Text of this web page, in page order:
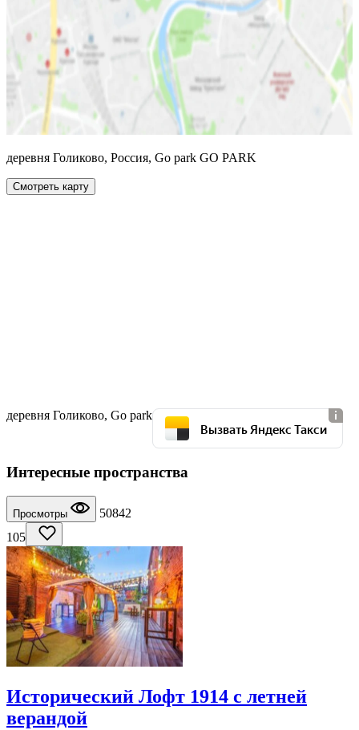
деревня Голиково, Россия, Go park GO PARK
Смотреть карту
деревня Голиково, Go park
Вызвать Яндекс Такси
Интересные пространства
Просмотры
50842
105
Исторический Лофт 1914 с летней
верандой